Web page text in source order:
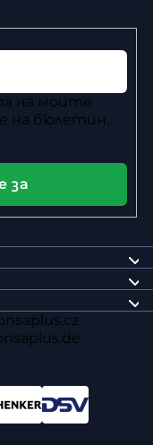
на моите
на бюлетин.
за